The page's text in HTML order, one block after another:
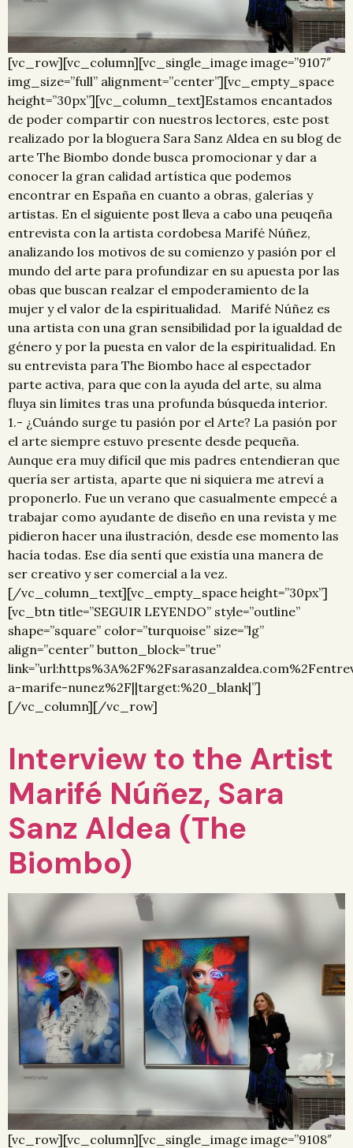
[vc_row][vc_column][vc_single_image image=”9107″
img_size=”full” alignment=”center”][vc_empty_space
height=”30px”][vc_column_text]Estamos encantados
de poder compartir con nuestros lectores, este post
realizado por la bloguera Sara Sanz Aldea en su blog de
arte The Biombo donde busca promocionar y dar a
conocer la gran calidad artística que podemos
encontrar en España en cuanto a obras, galerías y
artistas. En el siguiente post lleva a cabo una peuqeña
entrevista con la artista cordobesa Marifé Núñez,
analizando los motivos de su comienzo y pasión por el
mundo del arte para profundizar en su apuesta por las
obas que buscan realzar el empoderamiento de la
mujer y el valor de la espiritualidad. Marifé Núñez es
una artista con una gran sensibilidad por la igualdad de
género y por la puesta en valor de la espiritualidad. En
su entrevista para The Biombo hace al espectador
parte activa, para que con la ayuda del arte, su alma
fluya sin límites tras una profunda búsqueda interior.
1.- ¿Cuándo surge tu pasión por el Arte? La pasión por
el arte siempre estuvo presente desde pequeña.
Aunque era muy difícil que mis padres entendieran que
quería ser artista, aparte que ni siquiera me atreví a
proponerlo. Fue un verano que casualmente empecé a
trabajar como ayudante de diseño en una revista y me
pidieron hacer una ilustración, desde ese momento las
hacía todas. Ese día sentí que existía una manera de
ser creativo y ser comercial a la vez.
[/vc_column_text][vc_empty_space height=”30px”]
[vc_btn title=”SEGUIR LEYENDO” style=”outline”
shape=”square” color=”turquoise” size=”lg”
align=”center” button_block=”true”
a-marife-nunez%2F||target:%20_blank|”]
[/vc_column][/vc_row]
Interview to the Artist
Marifé Núñez, Sara
Sanz Aldea (The
Biombo)
[vc_row][vc_column][vc_single_image image=”9108″